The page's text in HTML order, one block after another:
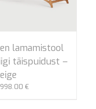
lamamistool
täispuidust –
€